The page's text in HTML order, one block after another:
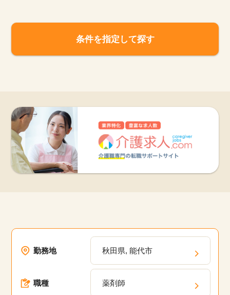
条件を指定して探す
勤務地 秋田県, 能代市
職種 薬剤師